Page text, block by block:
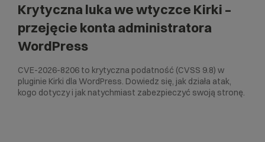
Krytyczna luka we wtyczce Kirki –
przejęcie konta administratora
WordPress
CVE-2026-8206 to krytyczna podatność (CVSS 9.8) w
pluginie Kirki dla WordPress. Dowiedz się, jak działa atak,
kogo dotyczy i jak natychmiast zabezpieczyć swoją stronę.